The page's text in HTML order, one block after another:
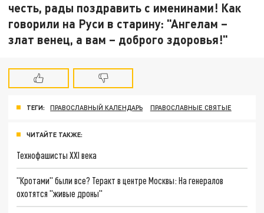
честь, рады поздравить с именинами! Как
говорили на Руси в старину: "Ангелам –
злат венец, а вам – доброго здоровья!"
ТЕГИ: ПРАВОСЛАВНЫЙ КАЛЕНДАРЬ ПРАВОСЛАВНЫЕ СВЯТЫЕ
ЧИТАЙТЕ ТАКЖЕ:
Технофашисты XXI века
"Кротами" были все? Теракт в центре Москвы: На генералов
охотятся "живые дроны"